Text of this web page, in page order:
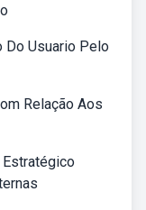
Do Usuario Pelo
Relação Aos